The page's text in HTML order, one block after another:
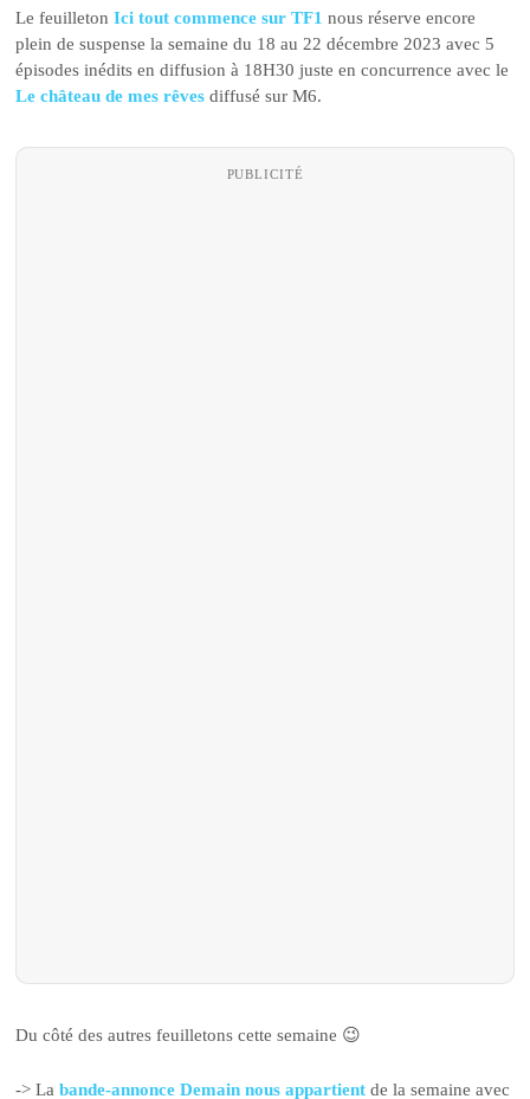
Le feuilletonIci tout commence sur TF1nous réserve encore
plein de suspense la semaine du 18 au 22 décembre 2023 avec 5
épisodes inédits en diffusion à 18H30 juste en concurrence avec le
Le château de mes rêvesdiffusé sur M6.
PUBLICITÉ
Du côté des autres feuilletons cette semaine 😉
-> Labande-annonce Demain nous appartient de la semaine avec